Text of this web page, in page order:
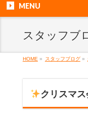
MENU
スタッフブ
HOME » スタッフブログ»
クリスマス